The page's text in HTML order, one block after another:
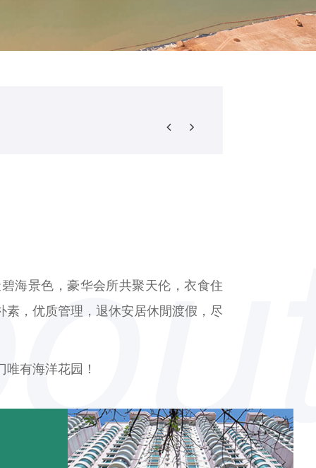
新穿梭巴士二维码安排
海景色，豪华会所共聚天伦，衣食住
，优质管理，退休安居休閒渡假，尽
有海洋花园！